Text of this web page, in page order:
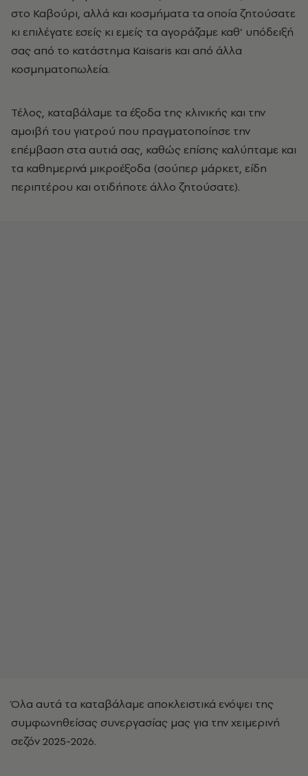
στο Καβούρι, αλλά και κοσμήματα τα οποία ζητούσατε
κι επιλέγατε εσείς κι εμείς τα αγοράζαμε καθ’ υπόδειξή
σας από το κατάστημα Kaisaris και από άλλα
κοσμηματοπωλεία.
Τέλος, καταβάλαμε τα έξοδα της κλινικής και την
αμοιβή του γιατρού που πραγματοποίησε την
επέμβαση στα αυτιά σας, καθώς επίσης καλύπταμε και
τα καθημερινά μικροέξοδα (σούπερ μάρκετ, είδη
περιπτέρου και οτιδήποτε άλλο ζητούσατε).
Όλα αυτά τα καταβάλαμε αποκλειστικά ενόψει της
συμφωνηθείσας συνεργασίας μας για την χειμερινή
σεζόν 2025-2026.